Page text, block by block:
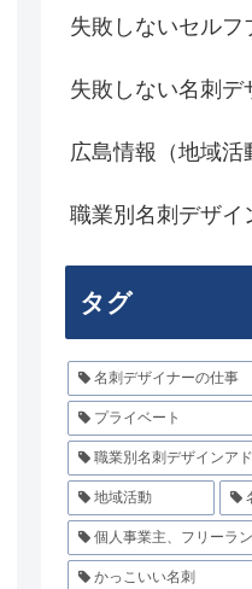
失敗しないセルフ
失敗しない名刺デ
広島情報（地域活
職業別名刺デザイ
タグ
名刺デザイナーの仕事
プライベート
職業別名刺デザインア
地域活動
個人事業主、フリーラ
かっこいい名刺